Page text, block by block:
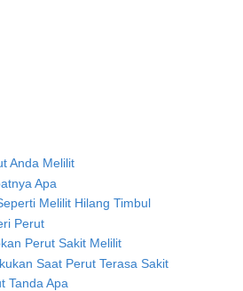
Anda Melilit
Apa
Melilit Hilang Timbul
Perut
Perut Sakit Melilit
Saat Perut Terasa Sakit
Tanda Apa